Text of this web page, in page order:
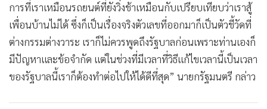
การที่เราเหมือนรถยนต์ที่ยังวิ่งช้าเหมือนกับเปรียบเทียบว่าเราสู้
เพื่อนบ้านไม่ได้ ซึ่งก็เป็นเรื่องจริงตัวเลขที่ออกมาก็เป็นตัวชี้วัดที่
ต่างกรรมต่างวาระ เราก็ไม่ควรพูดถึงรัฐบาลก่อนเพราะท่านเองก็
มีปัญหาและข้อจำกัด แต่ในช่วงที่มีเวลาที่วิธีแก้ไขเวลานี้เป็นเวลา
ของรัฐบาลนี้เราก็ต้องทำต่อไปให้ได้ดีที่สุด” นายกรัฐมนตรี กล่าว